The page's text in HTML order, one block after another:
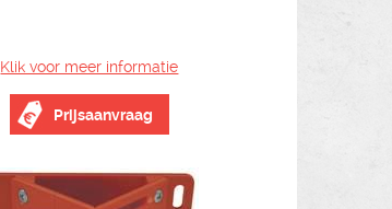
Klik voor meer informatie
Prijsaanvraag